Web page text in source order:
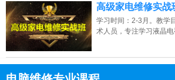
高级家电维修实战
学习时间：2-3月。教学
术人员，专注学习液晶